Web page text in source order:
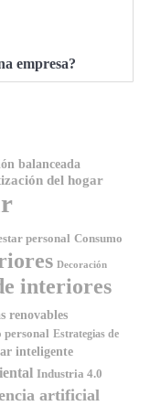
empresa?
balanceada
del hogar
personal Consumo
Decoración
interiores
renovables
personal Estrategias de
inteligente
Industria 4.0
artificial